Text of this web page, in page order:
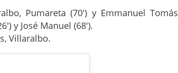
Pumareta (70′) y Emmanuel Tomás
y José Manuel (68′).
Villaralbo.